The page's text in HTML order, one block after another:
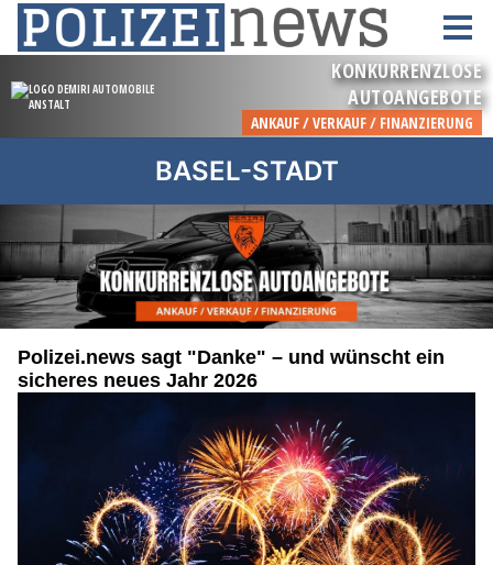
BASEL-STADT
Polizei.news sagt "Danke" – und wünscht ein
sicheres neues Jahr 2026